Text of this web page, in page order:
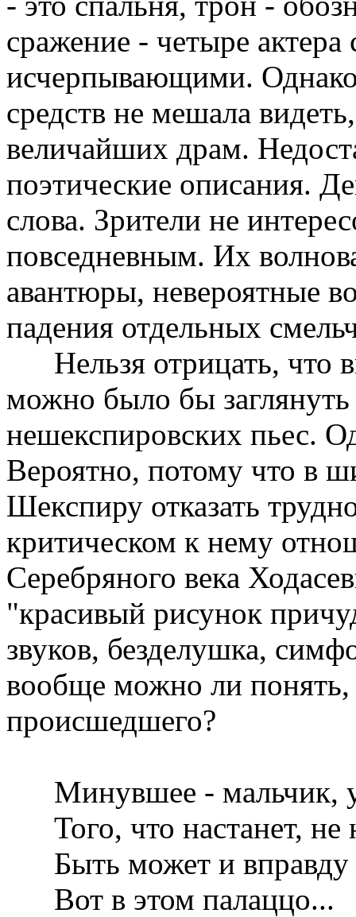
сражение - четыре
исчерпывающими.
средств не мешала
величайших драм.
поэтические описания.
слова. Зрители не
повседневным. Их
авантюры, невероятные
падения отдельных
Нельзя отрицать, что
можно было бы
нешекспировских пьес.
Вероятно, потому что в
Шекспиру отказать
критическом к нему
Серебряного века
"красивый рисунок
звуков, безделушка,
вообще можно ли
происшедшего?
Минувшее - мальчик,
Того, что настанет, не
Быть может и вправду
Вот в этом палаццо...